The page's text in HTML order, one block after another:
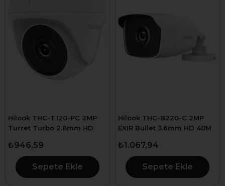
Hilook THC-T120-PC 2MP
Turret Turbo 2.8mm HD
₺946,59
Sepete Ekle
Hilook THC-B220-C 2MP
EXIR Bullet 3.6mm HD 40M
₺1.067,94
Sepete Ekle